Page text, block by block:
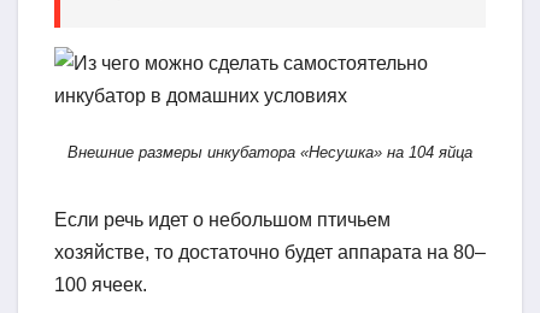
Внешние размеры инкубатора «Несушка» на 104 яйца
Если речь идет о небольшом птичьем
хозяйстве, то достаточно будет аппарата на 80–
100 ячеек.